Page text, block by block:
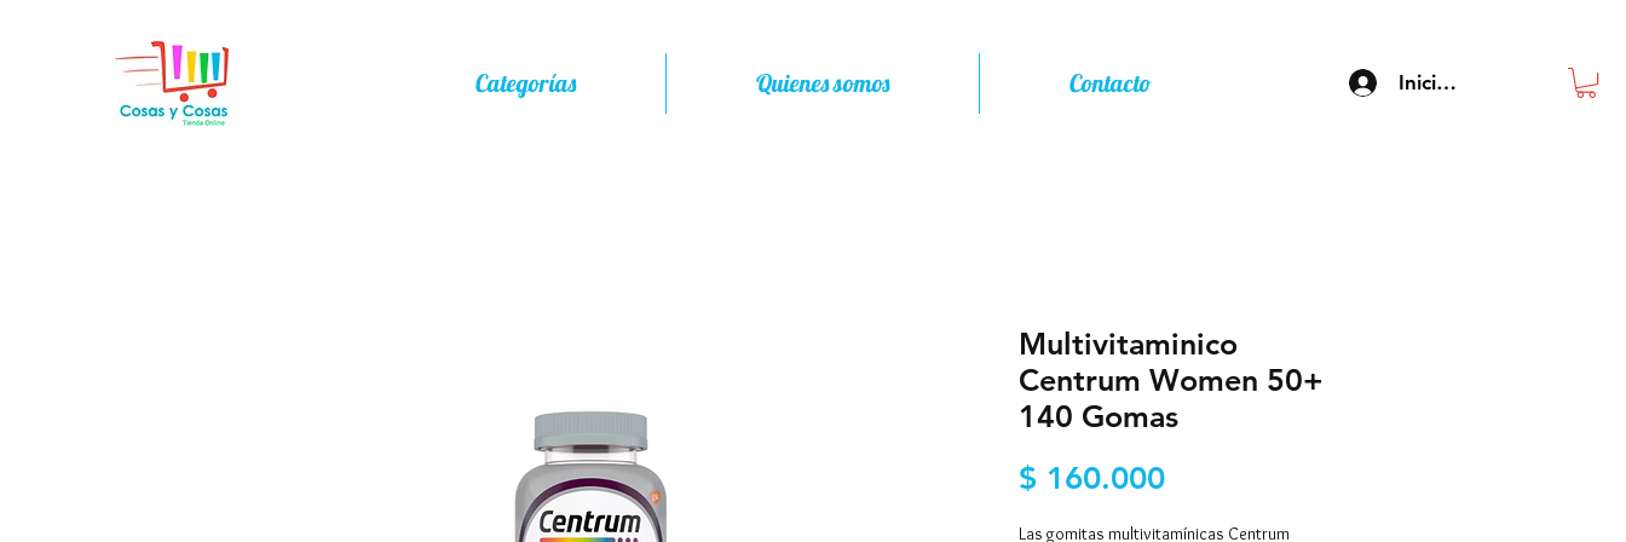
Categorías Quienes somos Contacto Inicia sesión
Multivitaminico
Centrum Women 50+
140 Gomas
$ 160.000Precio
Las gomitas multivitamínicas Centrum